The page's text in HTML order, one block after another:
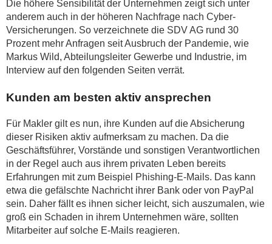
Die höhere Sensibilität der Unternehmen zeigt sich unter
anderem auch in der höheren Nachfrage nach Cyber-
Versicherungen. So verzeichnete die SDV AG rund 30
Prozent mehr Anfragen seit Ausbruch der Pandemie, wie
Markus Wild, Abteilungsleiter Gewerbe und Industrie, im
Interview auf den folgenden Seiten verrät.
Kunden am besten aktiv ansprechen
Für Makler gilt es nun, ihre Kunden auf die Absicherung
dieser Risiken aktiv aufmerksam zu machen. Da die
Geschäftsführer, Vorstände und sonstigen Verantwortlichen
in der Regel auch aus ihrem privaten Leben bereits
Erfahrungen mit zum Beispiel Phishing-E-Mails. Das kann
etwa die gefälschte Nachricht ihrer Bank oder von PayPal
sein. Daher fällt es ihnen sicher leicht, sich auszumalen, wie
groß ein Schaden in ihrem Unternehmen wäre, sollten
Mitarbeiter auf solche E-Mails reagieren.